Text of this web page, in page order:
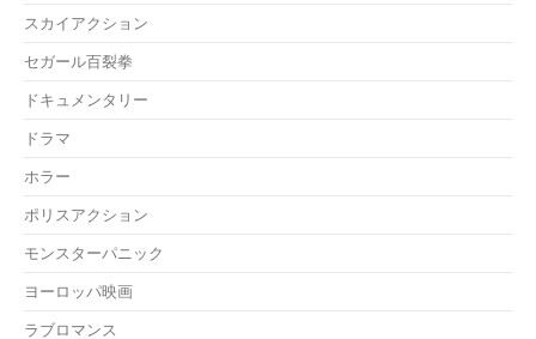
スカイアクション
セガール百裂拳
ドキュメンタリー
ドラマ
ホラー
ポリスアクション
モンスターパニック
ヨーロッパ映画
ラブロマンス